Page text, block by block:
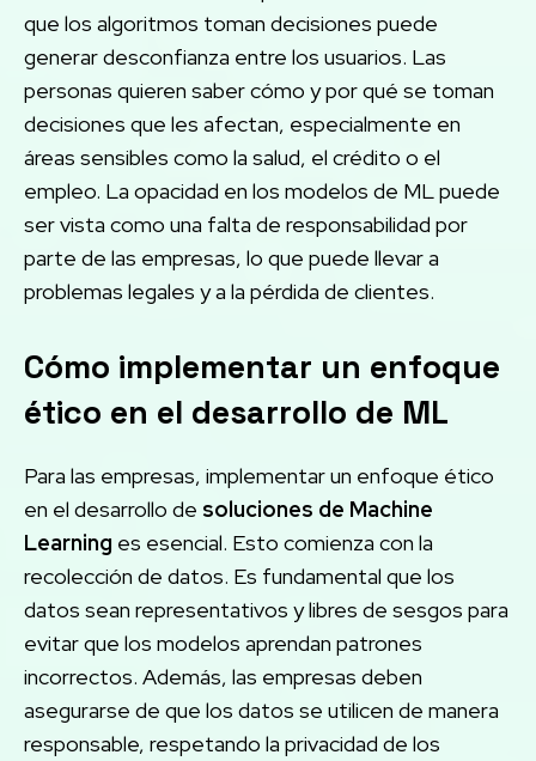
que los algoritmos toman decisiones puede
generar desconfianza entre los usuarios. Las
personas quieren saber cómo y por qué se toman
decisiones que les afectan, especialmente en
áreas sensibles como la salud, el crédito o el
empleo. La opacidad en los modelos de ML puede
ser vista como una falta de responsabilidad por
parte de las empresas, lo que puede llevar a
problemas legales y a la pérdida de clientes.
Cómo implementar un enfoque
ético en el desarrollo de ML
Para las empresas, implementar un enfoque ético
en el desarrollo de soluciones de Machine
Learning es esencial. Esto comienza con la
recolección de datos. Es fundamental que los
datos sean representativos y libres de sesgos para
evitar que los modelos aprendan patrones
incorrectos. Además, las empresas deben
asegurarse de que los datos se utilicen de manera
responsable, respetando la privacidad de los